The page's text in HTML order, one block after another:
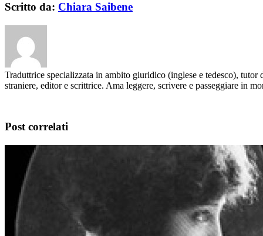
Scritto da: Chiara Saibene
Traduttrice specializzata in ambito giuridico (inglese e tedesco), tutor
straniere, editor e scrittrice. Ama leggere, scrivere e passeggiare in
Post correlati